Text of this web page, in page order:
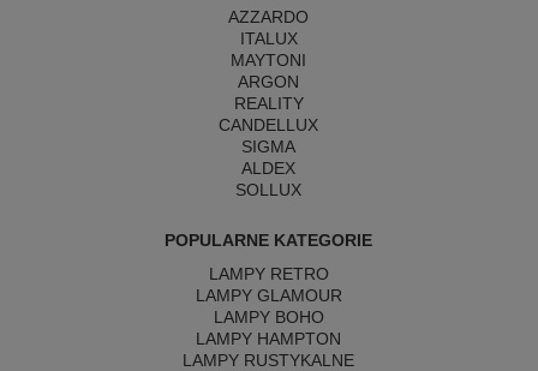
AZZARDO
ITALUX
MAYTONI
ARGON
REALITY
CANDELLUX
SIGMA
ALDEX
SOLLUX
POPULARNE KATEGORIE
LAMPY RETRO
LAMPY GLAMOUR
LAMPY BOHO
LAMPY HAMPTON
LAMPY RUSTYKALNE